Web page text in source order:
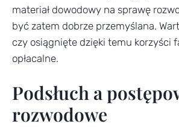
materiał dowodowy na sprawę
być zatem dobrze przemyślana.
czy osiągnięte dzięki temu korzyści
opłacalne.
Podsłuch a
rozwodowe